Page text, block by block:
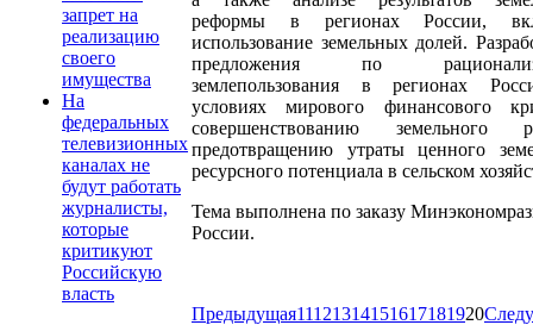
запрет на
реализацию
своего
имущества
На
федеральных
телевизионных
каналах не
будут работать
журналисты,
которые
критикуют
Российскую
власть
реформы в регионах России,
использование земельных долей.
предложения по
землепользования в регионах
условиях мирового финансового
совершенствованию земельного
предотвращению утраты ценного
ресурсного потенциала в сельском
Тема выполнена по заказу
России.
Предыдущая11121314151617181920